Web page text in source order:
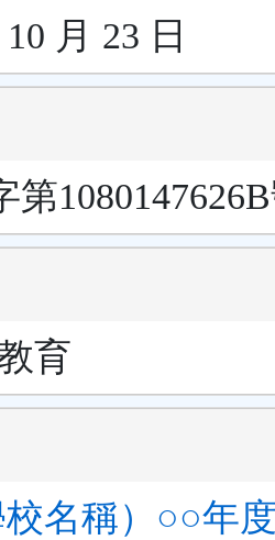
月 23 日
第
育
名稱）○○年